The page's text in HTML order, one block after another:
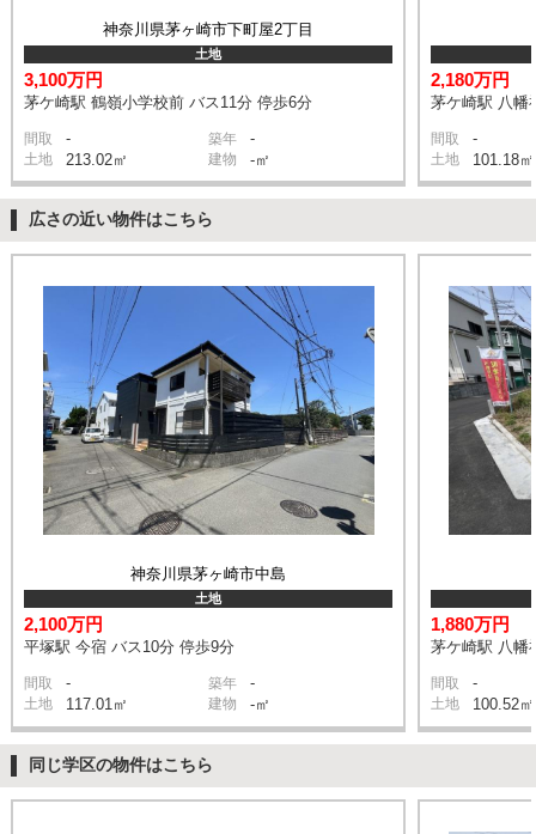
神奈川県茅ヶ崎市下町屋2丁目
土地
3,100万円
茅ケ崎駅 鶴嶺小学校前 バス11分 停歩6分
間取 - 築年 -
土地 213.02㎡ 建物 -㎡
2,180万円
茅ケ崎駅 八幡
間取 -
土地 101.18㎡
広さの近い物件はこちら
神奈川県茅ヶ崎市中島
土地
2,100万円
平塚駅 今宿 バス10分 停歩9分
間取 - 築年 -
土地 117.01㎡ 建物 -㎡
1,880万円
茅ケ崎駅 八幡
間取 -
土地 100.52㎡
同じ学区の物件はこちら